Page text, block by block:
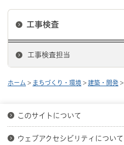
工事検査
工事検査担当
ホーム > まちづくり・環境 > 建築・開発 >
このサイトについて
ウェブアクセシビリティについて